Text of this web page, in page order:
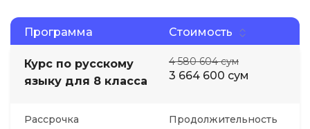
Программа Стоимость
Курс по русскому
языку для 8 класса
4 580 604 сум
3 664 600 сум
Рассрочка
Продолжительность